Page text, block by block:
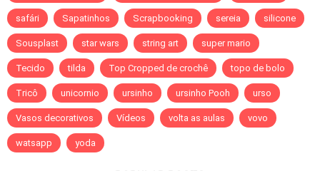
safári Sapatinhos Scrapbooking sereia silicone
Sousplast star wars string art super mario
Tecido tilda Top Cropped de crochê topo de bolo
Tricô unicornio ursinho ursinho Pooh urso
Vasos decorativos Vídeos volta as aulas vovo
watsapp yoda